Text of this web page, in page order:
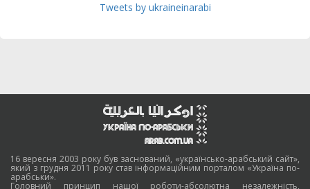
Tweets by ukraineinarabi
16 вересня 2003 року був заснований, «українсько-арабський сайт»,
який з грудня 2011 року став інформаційним порталом «Україна по-
арабськи».
Головний принцип нашої роботи-абсолютна незалежність,